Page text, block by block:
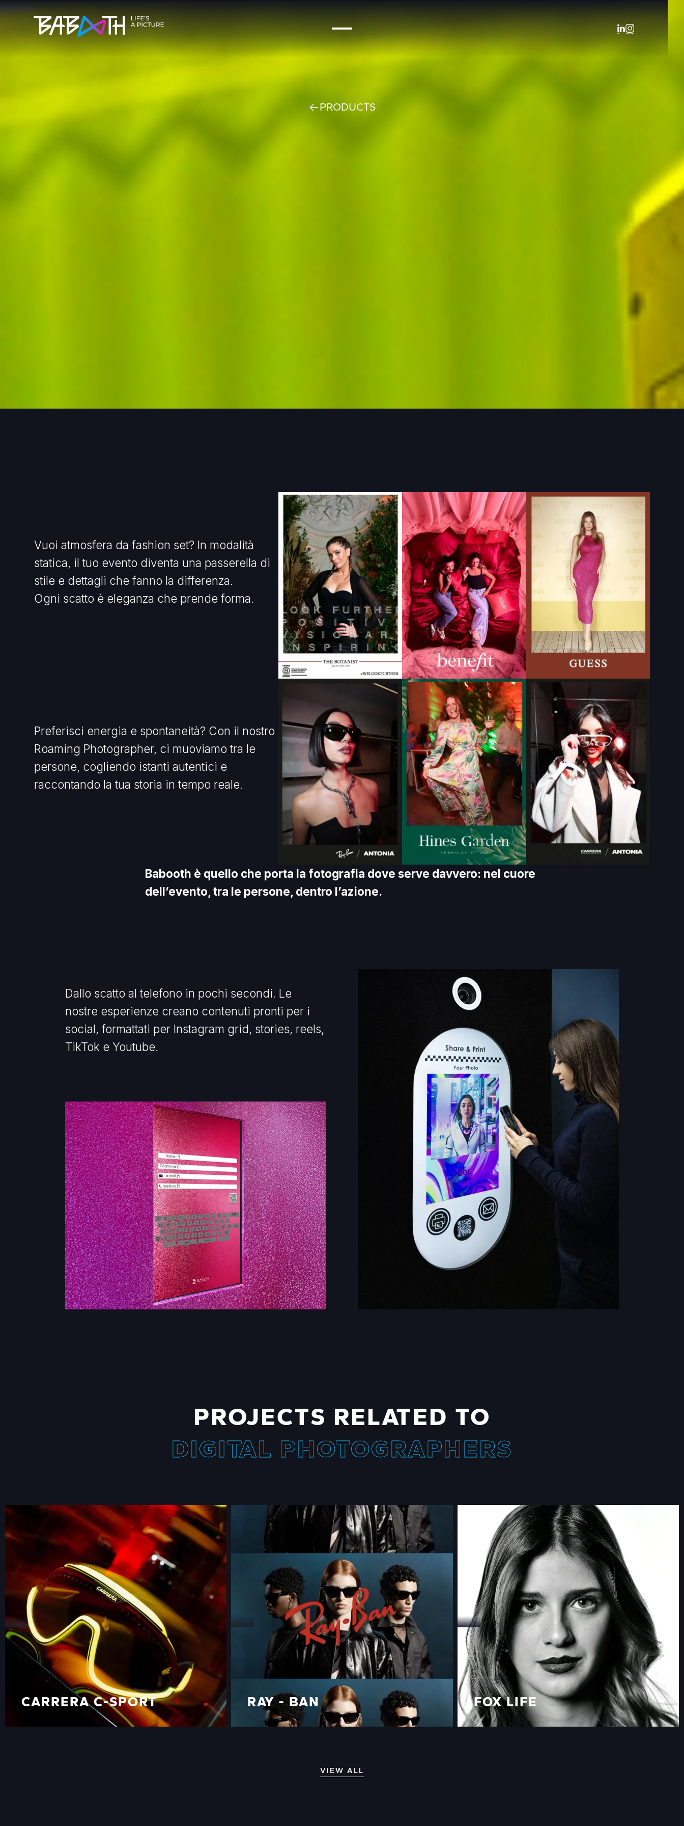
PRODUCTS
Vuoi atmosfera da fashion set? In modalità
statica, il tuo evento diventa una passerella di
stile e dettagli che fanno la differenza.
Ogni scatto è eleganza che prende forma.
Preferisci energia e spontaneità? Con il nostro
Roaming Photographer, ci muoviamo tra le
persone, cogliendo istanti autentici e
raccontando la tua storia in tempo reale.
Babooth è quello che porta la fotografia dove serve davvero: nel cuore
dell’evento, tra le persone, dentro l’azione.
Dallo scatto al telefono in pochi secondi. Le
nostre esperienze creano contenuti pronti per i
social, formattati per Instagram grid, stories, reels,
TikTok e Youtube.
PROJECTS RELATED TO
DIGITAL PHOTOGRAPHERS
CARRERA C-SPORT
CARRERA C-SPORT
RAY - BAN
RAY - BAN
FOX LIFE
FOX LIFE
VIEW ALL